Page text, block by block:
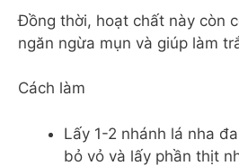
Đồng thời, hoạt chất này còn
ngăn ngừa mụn và giúp làm
Cách làm
Lấy 1-2 nhánh lá nha
bỏ vỏ và lấy phần thịt